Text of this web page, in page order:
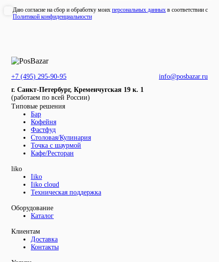
Даю согласие на сбор и обработку моих персональных данных в соответствии с
Политикой конфиденциальности
+7 (495) 295-90-95
info@posbazar.ru
г. Санкт-Петербург, Кременчугская 19 к. 1
(работаем по всей России)
Типовые решения
Бар
Кофейня
Фастфуд
Столовая/Кулинария
Точка с шаурмой
Кафе/Ресторан
liko
Iiko
Iiko cloud
Техническая поддержка
Оборудование
Каталог
Клиентам
Доставка
Контакты